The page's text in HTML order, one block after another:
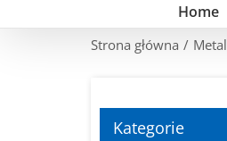
Home
Strona główna / Metal
Kategorie